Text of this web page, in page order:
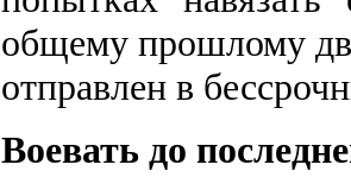
общему прошлому
отправлен в
Воевать до